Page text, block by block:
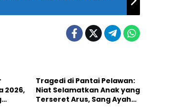
2026,
Tragedi di Pantai Pelawan:
Niat Selamatkan Anak yang
Terseret Arus, Sang Ayah